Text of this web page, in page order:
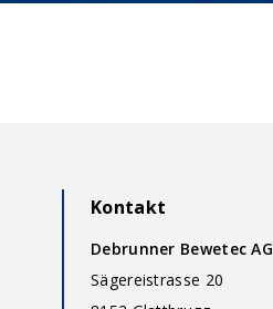
Kontakt
Debrunner Bewetec AG
Sägereistrasse 20